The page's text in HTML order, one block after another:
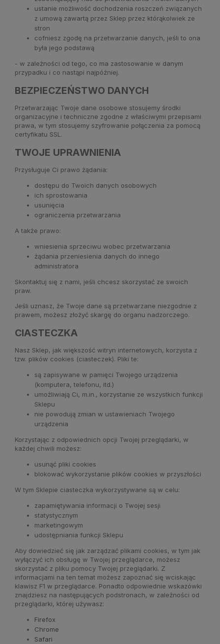
ustanie możliwość dochodzenia roszczeń związanych
z umową zawartą przez Sklep przez którąkolwiek ze
stron
cofniesz zgodę na przetwarzanie danych, jeśli to ona
była jego podstawą
- w zależności od tego, co ma zastosowanie w danym
przypadku i co nastąpi najpóźniej.
BEZPIECZEŃSTWO DANYCH
Przetwarzając Twoje dane osobowe stosujemy środki
organizacyjne i techniczne zgodne z właściwymi przepisami
prawa, w tym stosujemy szyfrowanie połączenia za pomocą
certyfikatu SSL.
TWOJE UPRAWNIENIA
Przysługuje Ci prawo żądania:
dostępu do Twoich danych osobowych
ich sprostowania
usunięcia
ograniczenia przetwarzania
A także prawo:
wniesienia sprzeciwu wobec przetwarzania
żądania przeniesienia danych do innego
administratora
Skontaktuj się z nami, jeśli chcesz skorzystać ze swoich
praw.
Jeśli uznasz, że Twoje dane są przetwarzane niezgodnie z
prawem, możesz złożyć skargę do organu nadzorczego.
CIASTECZKA
Nasz Sklep, jak większość witryn internetowych, korzysta z
tzw. plików cookies (ciasteczek). Pliki te:
są zapisywane w pamięci Twojego urządzenia
(komputera, telefonu, itd.)
umożliwiają Ci, m.in., korzystanie ze wszystkich funkcji
Sklepu
nie powodują zmian w ustawieniach Twojego
urządzenia
Korzystając z odpowiednich opcji Twojej przeglądarki, w
każdej chwili możesz:
usunąć pliki cookies
blokować wykorzystanie plików cookies w przyszłości
W tym Sklepie ciasteczka wykorzystywane są w celu:
zapamiętywania informacji o Twojej sesji
statystycznym
marketingowym
udostępniania funkcji Sklepu
Aby dowiedzieć się jak zarządzać plikami cookies, w tym jak
wyłączyć ich obsługę w Twojej przeglądarce, możesz
skorzystać z pliku pomocy Twojej przeglądarki. Z
informacjami na ten temat możesz zapoznać się wciskając
klawisz F1 w przeglądarce. Ponadto odpowiednie wskazówki
znajdziesz na następujących podstronach, w zależności od
przeglądarki, której używasz:
Firefox
Chrome
Safari